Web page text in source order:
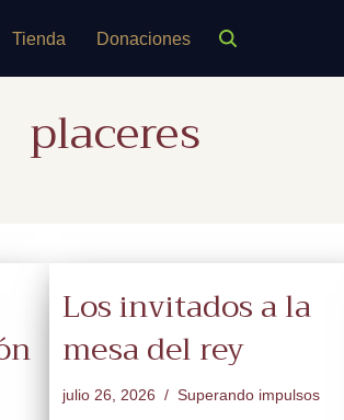
Tienda Donaciones
placeres
Los invitados a la
mesa del rey
julio 26, 2026 Superando impulsos